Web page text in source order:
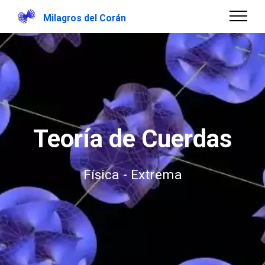
Milagros del Corán
Teoría de Cuerdas
Física - Extrema